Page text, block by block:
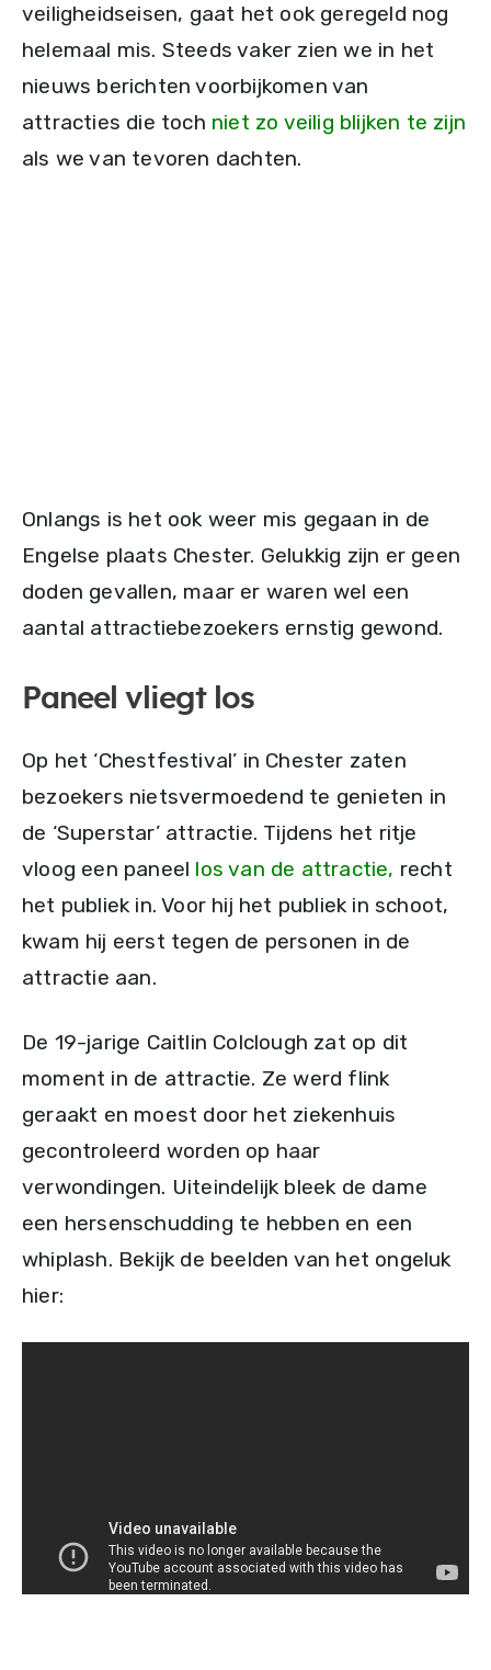
veiligheidseisen, gaat het ook geregeld nog
helemaal mis. Steeds vaker zien we in het
nieuws berichten voorbijkomen van
attracties die toch niet zo veilig blijken te zijn
als we van tevoren dachten.
Onlangs is het ook weer mis gegaan in de
Engelse plaats Chester. Gelukkig zijn er geen
doden gevallen, maar er waren wel een
aantal attractiebezoekers ernstig gewond.
Paneel vliegt los
Op het ‘Chestfestival’ in Chester zaten
bezoekers nietsvermoedend te genieten in
de ‘Superstar’ attractie. Tijdens het ritje
vloog een paneel los van de attractie, recht
het publiek in. Voor hij het publiek in schoot,
kwam hij eerst tegen de personen in de
attractie aan.
De 19-jarige Caitlin Colclough zat op dit
moment in de attractie. Ze werd flink
geraakt en moest door het ziekenhuis
gecontroleerd worden op haar
verwondingen. Uiteindelijk bleek de dame
een hersenschudding te hebben en een
whiplash. Bekijk de beelden van het ongeluk
hier: